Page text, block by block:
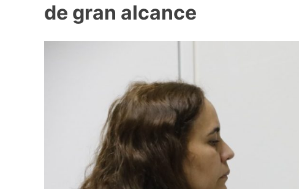
de gran alcance